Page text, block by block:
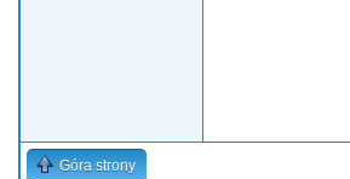
Góra strony